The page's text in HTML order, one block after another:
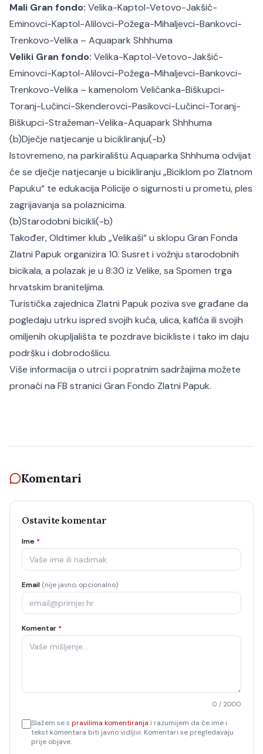
Mali Gran fondo: Velika-Kaptol-Vetovo-Jakšić-
Eminovci-Kaptol-Alilovci-Požega-Mihaljevci-Bankovci-
Trenkovo-Velika – Aquapark Shhhuma
Veliki Gran fondo: Velika-Kaptol-Vetovo-Jakšić-
Eminovci-Kaptol-Alilovci-Požega-Mihaljevci-Bankovci-
Trenkovo-Velika – kamenolom Veličanka-Biškupci-
Toranj-Lučinci-Skenderovci-Pasikovci-Lučinci-Toranj-
Biškupci-Stražeman-Velika-Aquapark Shhhuma
(b)Dječje natjecanje u bicikliranju(-b)
Istovremeno, na parkiralištu Aquaparka Shhhuma odvijat
će se dječje natjecanje u bicikliranju „Biciklom po Zlatnom
Papuku“ te edukacija Policije o sigurnosti u prometu, ples
zagrijavanja sa polaznicima.
(b)Starodobni bicikli(-b)
Također, Oldtimer klub „Velikaši“ u sklopu Gran Fonda
Zlatni Papuk organizira 10. Susret i vožnju starodobnih
bicikala, a polazak je u 8:30 iz Velike, sa Spomen trga
hrvatskim braniteljima.
Turistička zajednica Zlatni Papuk poziva sve građane da
pogledaju utrku ispred svojih kuća, ulica, kafića ili svojih
omiljenih okupljališta te pozdrave bicikliste i tako im daju
podršku i dobrodošlicu.
Više informacija o utrci i popratnim sadržajima možete
pronaći na FB stranici Gran Fondo Zlatni Papuk.
Komentari
Ostavite komentar
Ime *
Email (nije javno, opcionalno)
Komentar *
0 / 2000
Slažem se s pravilima komentiranja i razumijem da će ime i
tekst komentara biti javno vidljivi. Komentari se pregledavaju
prije objave.